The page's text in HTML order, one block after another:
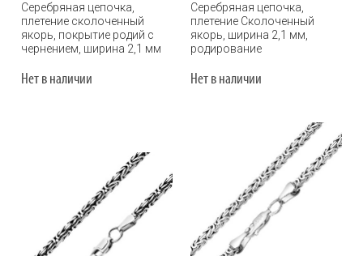
Серебряная цепочка,
плетение сколоченный
якорь, покрытие родий с
чернением, ширина 2,1 мм
Нет в наличии
Серебряная цепочка,
плетение Сколоченный
якорь, ширина 2,1 мм,
родирование
Нет в наличии